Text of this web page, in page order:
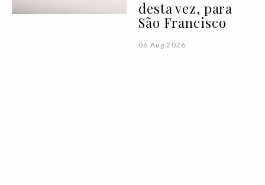
desta vez, para
São Francisco
06 Aug 2026